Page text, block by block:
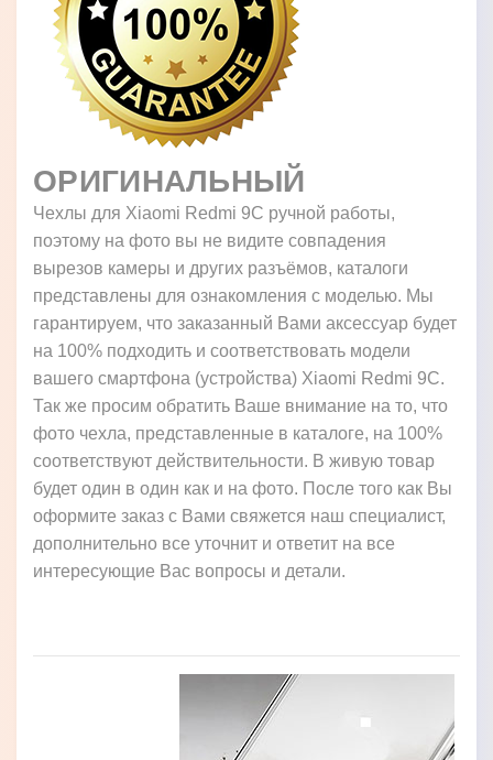
ОРИГИНАЛЬНЫЙ
Чехлы для Xiaomi Redmi 9C ручной работы,
поэтому на фото вы не видите совпадения
вырезов камеры и других разъёмов, каталоги
представлены для ознакомления с моделью. Мы
гарантируем, что заказанный Вами аксессуар будет
на 100% подходить и соответствовать модели
вашего смартфона (устройства) Xiaomi Redmi 9C.
Так же просим обратить Ваше внимание на то, что
фото чехла, представленные в каталоге, на 100%
соответствуют действительности. В живую товар
будет один в один как и на фото. После того как Вы
оформите заказ с Вами свяжется наш специалист,
дополнительно все уточнит и ответит на все
интересующие Вас вопросы и детали.